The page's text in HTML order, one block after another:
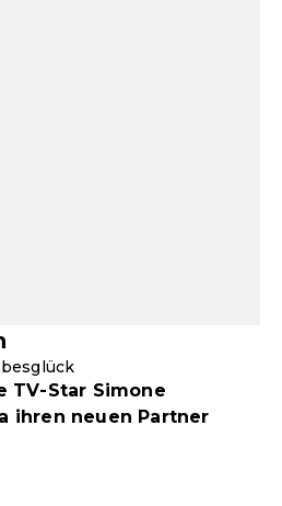
TV-Star Simone
ihren neuen Partner